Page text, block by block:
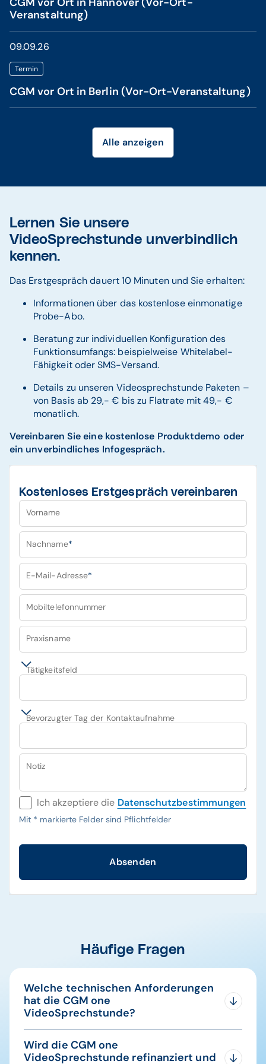
Veranstaltung)
09.09.26
Termin
CGM vor Ort in Berlin (Vor-Ort-Veranstaltung)
Alle anzeigen
Lernen Sie unsere
VideoSprechstunde unverbindlich
kennen.
Das Erstgespräch dauert 10 Minuten und Sie erhalten:
Informationen über das kostenlose einmonatige
Probe-Abo.
Beratung zur individuellen Konfiguration des
Funktionsumfangs: beispielweise Whitelabel-
Fähigkeit oder SMS-Versand.
Details zu unseren Videosprechstunde Paketen –
von Basis ab 29,- € bis zu Flatrate mit 49,- €
monatlich.
Vereinbaren Sie eine kostenlose Produktdemo oder
ein unverbindliches Infogespräch.
Kostenloses Erstgespräch vereinbaren
Vorname
Nachname*
E-Mail-Adresse*
Mobiltelefonnummer
Praxisname
Tätigkeitsfeld
Bevorzugter Tag der Kontaktaufnahme
Notiz
Ich akzeptiere die Datenschutzbestimmungen
Mit * markierte Felder sind Pflichtfelder
Absenden
Häufige Fragen
Welche technischen Anforderungen
hat die CGM one
VideoSprechstunde?
nutzen: Ob Smartphone, Tablet oder Laptop –
alles, was Sie brauchen, ist ein Internetzugang.
Wird die CGM one
VideoSprechstunde refinanziert und